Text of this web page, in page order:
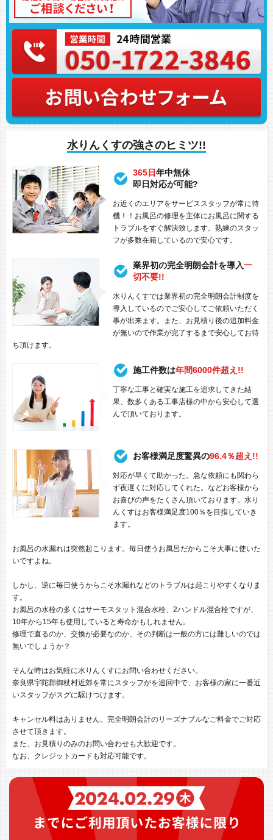
水りんくすの強さのヒミツ!!
365日年中無休
即日対応が可能?
お近くのエリアをサービススタッフが常に待
機！！お風呂の修理を主体にお風呂に関する
トラブルをすぐ解決致します。熟練のスタッ
フが多数在籍しているので安心です。
業界初の完全明朗会計を導入一
切不要!!
水りんくすでは業界初の完全明朗会計制度を
導入しているのでご安心してご依頼いただく
事が出来ます。また、お見積り後の追加料金
が無いので作業が完了するまで安心してお待
ち頂けます。
施工件数は年間6000件超え!!
丁寧な工事と確実な施工を追求してきた結
果、数多くある工事店様の中から安心して選
んで頂いております。
お客様満足度驚異の96.4％超え!!
対応が早くて助かった。急な依頼にも関わら
ず夜遅くに対応してくれた。などお客様から
お喜びの声をたくさん頂いております。水り
んくすはお客様満足度100％を目指していき
ます。
お風呂の水漏れは突然起こります。毎日使うお風呂だからこそ大事に使いた
いですよね。
しかし、逆に毎日使うからこそ水漏れなどのトラブルは起こりやすくなりま
す。
お風呂の水栓の多くはサーモスタット混合水栓、2ハンドル混合栓ですが、
10年から15年も使用していると寿命かもしれません。
修理で直るのか、交換が必要なのか、その判断は一般の方には難しいのでは
無いでしょうか？
そんな時はお気軽に水りんくすにお問い合わせください。
奈良県宇陀郡御杖村近郊を常にスタッフがを巡回中で、お客様の家に一番近
いスタッフがスグに駆けつけます。
キャンセル料はありません。完全明朗会計のリーズナブルなご料金でご対応
させて頂きます。
また、お見積りのみのお問い合わせも大歓迎です。
なお、クレジットカードも対応可能です。